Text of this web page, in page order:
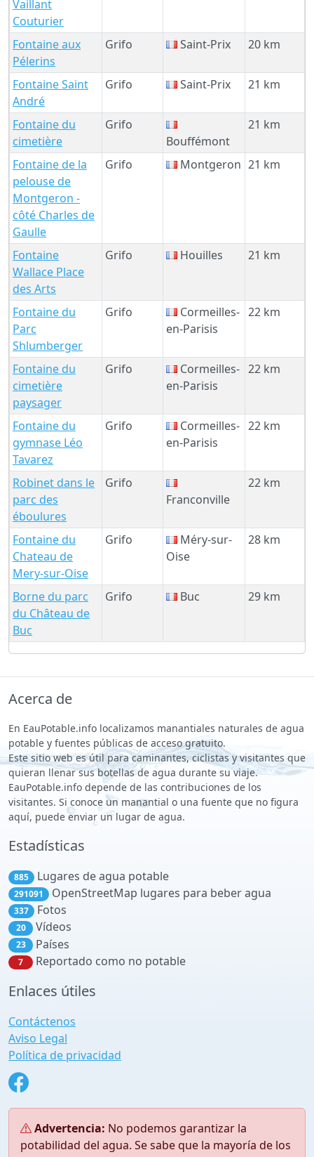
Vaillant
Couturier
Fontaine aux
Pélerins
Grifo Saint-Prix 20 km
Fontaine Saint
André
Grifo Saint-Prix 21 km
Fontaine du
cimetière
Grifo
Bouffémont
21 km
Fontaine de la
pelouse de
Montgeron -
côté Charles de
Gaulle
Grifo Montgeron 21 km
Fontaine
Wallace Place
des Arts
Grifo Houilles 21 km
Fontaine du
Parc
Shlumberger
Grifo
Cormeilles-
en-Parisis
22 km
Fontaine du
cimetière
paysager
Grifo
Cormeilles-
en-Parisis
22 km
Fontaine du
gymnase Léo
Tavarez
Grifo
Cormeilles-
en-Parisis
22 km
Robinet dans le
parc des
éboulures
Grifo
Franconville
22 km
Fontaine du
Chateau de
Mery-sur-Oise
Grifo
Méry-sur-
Oise
28 km
Borne du parc
du Château de
Buc
Grifo Buc 29 km
Acerca de
En EauPotable.info localizamos manantiales naturales de agua
potable y fuentes públicas de acceso gratuito.
Este sitio web es útil para caminantes, ciclistas y visitantes que
quieran llenar sus botellas de agua durante su viaje.
EauPotable.info depende de las contribuciones de los
visitantes. Si conoce un manantial o una fuente que no figura
aquí, puede enviar un lugar de agua.
Estadísticas
885 Lugares de agua potable
291091 OpenStreetMap lugares para beber agua
337 Fotos
20 Vídeos
23 Países
7 Reportado como no potable
Enlaces útiles
Contáctenos
Aviso Legal
Política de privacidad
Advertencia: No podemos garantizar la
potabilidad del agua. Se sabe que la mayoría de los